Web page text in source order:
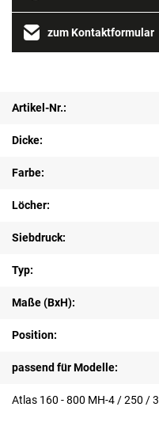
zum Kontaktformular
Artikel-Nr.:
Dicke:
Farbe:
Löcher:
Siebdruck:
Typ:
Maße (BxH):
Position:
passend für Modelle:
Atlas 160 - 800 MH-4 / 250 /